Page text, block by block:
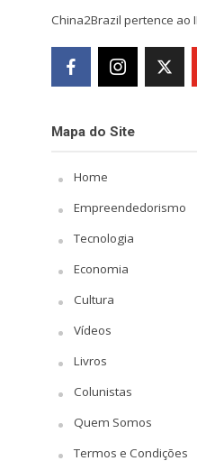
China2Brazil pertence ao
Mapa do Site
Home
Empreendedorismo
Tecnologia
Economia
Cultura
Vídeos
Livros
Colunistas
Quem Somos
Termos e Condições